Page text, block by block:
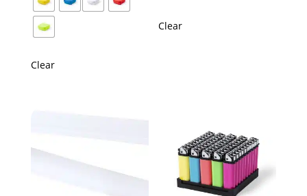
Clear
Clear